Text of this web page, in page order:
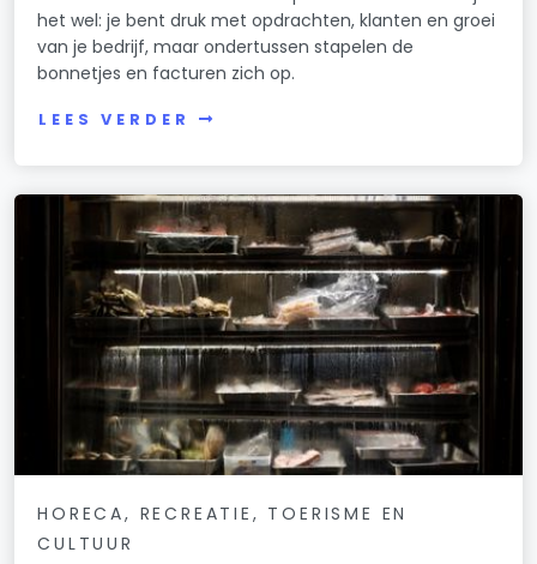
het wel: je bent druk met opdrachten, klanten en groei
van je bedrijf, maar ondertussen stapelen de
bonnetjes en facturen zich op.
LEES VERDER
HORECA, RECREATIE, TOERISME EN
CULTUUR